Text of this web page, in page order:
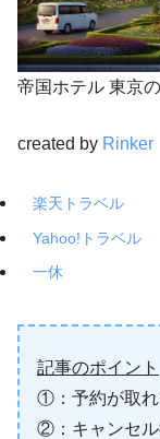
帝国ホテル 東京
created by Rinker
楽天トラベル
Yahoo!トラベル
一休
記事のポイント
①：予約が取れ
②：キャンセル